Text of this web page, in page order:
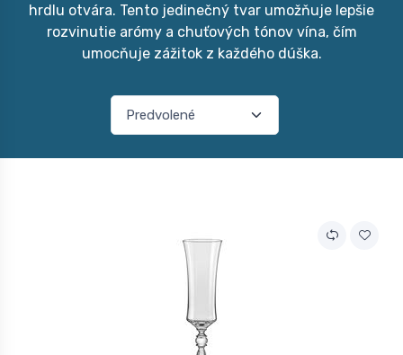
hrdlu otvára. Tento jedinečný tvar umožňuje lepšie
rozvinutie arómy a chuťových tónov vína, čím
umocňuje zážitok z každého dúška.